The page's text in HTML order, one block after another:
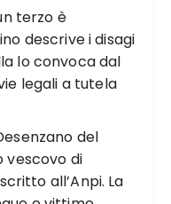
terzo è
descrive i disagi
lo convoca dal
legali a tutela
del
vescovo di
all’Anpi. La